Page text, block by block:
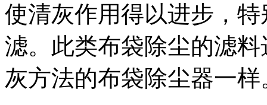
使清灰作用得以进步，
滤。此类布袋除尘的滤
灰方法的布袋除尘器一样